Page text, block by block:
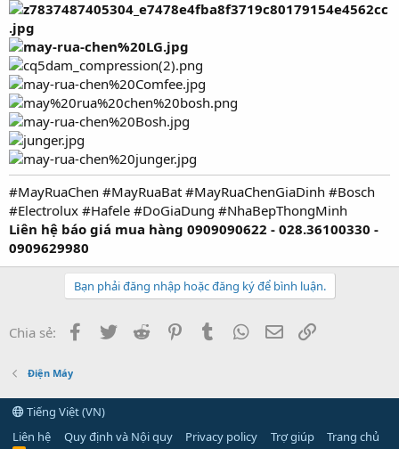
#MayRuaChen #MayRuaBat #MayRuaChenGiaDinh #Bosch
#Electrolux #Hafele #DoGiaDung #NhaBepThongMinh
Liên hệ báo giá mua hàng 0909090622 - 028.36100330 -
0909629980
Bạn phải đăng nhập hoặc đăng ký để bình luận.
Chia sẻ: Facebook
Twitter Reddit PinterestTumblr WhatsApp
Email
Điện Máy
Tiếng Việt (VN)
Liên hệ
Quy định và Nội quy Privacy policy Trợ giúp Trang chủ